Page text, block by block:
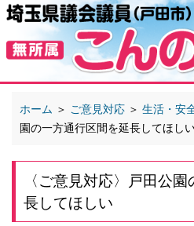
ホーム ＞ ご意見対応 ＞ 生活・安
園の一方通行区間を延長してほし
〈ご意見対応〉戸田公
長してほしい